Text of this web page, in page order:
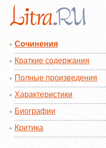
Сочинения
Краткие содержания
Полные произведения
Характеристики
Биографии
Критика